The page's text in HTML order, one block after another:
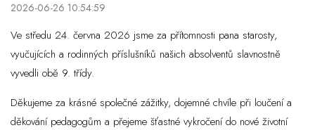
2026-06-26 10:54:59
Ve středu 24. června 2026 jsme za přítomnosti pana starosty,
vyučujících a rodinných příslušníků našich absolventů slavnostně
vyvedli obě 9. třídy.
Děkujeme za krásné společné zážitky, dojemné chvíle při loučení a
děkování pedagogům a přejeme šťastné vykročení do nové životní